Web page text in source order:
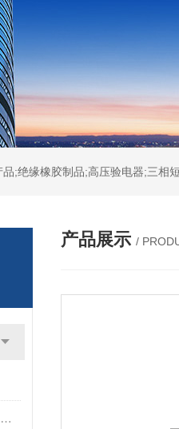
;绝缘橡胶制品;高压验电器;三
水内冷发电机绝缘电阻测试仪 兆欧表
产品展示 /